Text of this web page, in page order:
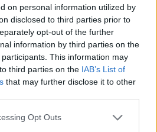
on personal information utilized by
disclosed to third parties prior to
opt-out of the further
information by third parties on the
participants. This information may
third parties on the IAB’s List of
that may further disclose it to other
Opt Outs
na Příbramsku nabízí
Horší voda je jen na